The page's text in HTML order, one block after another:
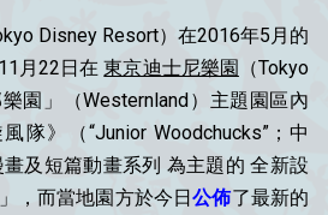
Disney Resort）在2016年5月的
月22日在東京迪士尼樂園 （Tokyo
園」（Westernland）主題園區內
隊》（“Junior Woodchucks”；中
及短篇動畫系列 為主題的 全新設
，而當地園方於今日公佈了最新的